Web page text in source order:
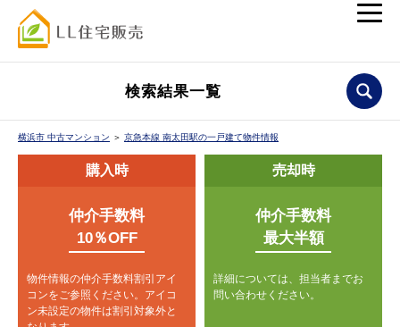
検索結果一覧
横浜市 中古マンション ＞ 京急本線 南太田駅の一戸建て物件情報
購入時
仲介手数料
10％OFF
物件情報の仲介手数料割引アイ
コンをご参照ください。 アイコ
ン未設定の物件は割引対象外と
売却時
仲介手数料
最大半額
詳細については、担当者までお
問い合わせください。